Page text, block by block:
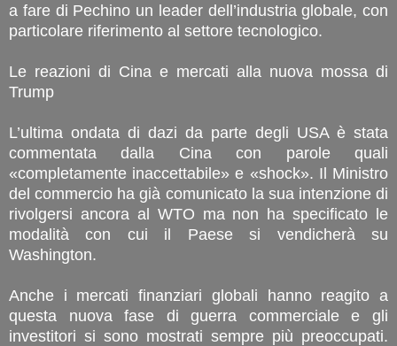
a fare di Pechino un leader dell’industria globale, con
particolare riferimento al settore tecnologico.
Le reazioni di Cina e mercati alla nuova mossa di
Trump
L’ultima ondata di dazi da parte degli USA è stata
commentata dalla Cina con parole quali
«completamente inaccettabile» e «shock». Il Ministro
del commercio ha già comunicato la sua intenzione di
rivolgersi ancora al WTO ma non ha specificato le
modalità con cui il Paese si vendicherà su
Washington.
Anche i mercati finanziari globali hanno reagito a
questa nuova fase di guerra commerciale e gli
investitori si sono mostrati sempre più preoccupati.